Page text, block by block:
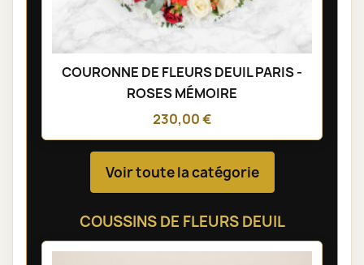
COURONNE DE FLEURS DEUIL PARIS -
ROSES MÉMOIRE
230,00 €
Voir toute la catégorie
COUSSINS DE FLEURS DEUIL